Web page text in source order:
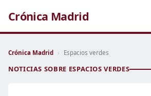
Crónica Madrid
Crónica Madrid › Espacios verdes
NOTICIAS SOBRE ESPACIOS VERDES